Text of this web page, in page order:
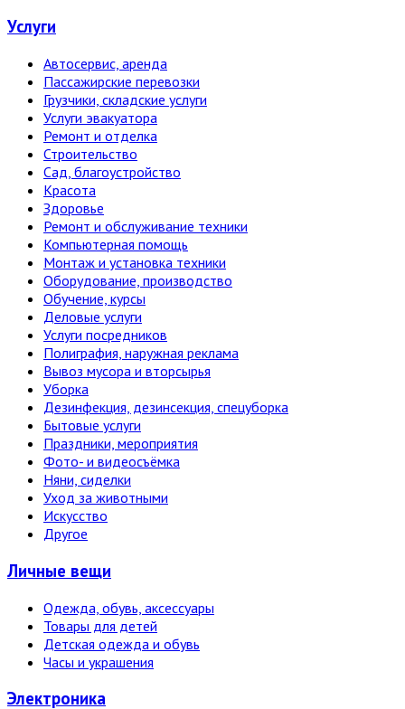
Услуги
Автосервис, аренда
Пассажирские перевозки
Грузчики, складские услуги
Услуги эвакуатора
Ремонт и отделка
Строительство
Сад, благоустройство
Красота
Здоровье
Ремонт и обслуживание техники
Компьютерная помощь
Монтаж и установка техники
Оборудование, производство
Обучение, курсы
Деловые услуги
Услуги посредников
Полиграфия, наружная реклама
Вывоз мусора и вторсырья
Уборка
Дезинфекция, дезинсекция, спецуборка
Бытовые услуги
Праздники, мероприятия
Фото- и видеосъёмка
Няни, сиделки
Уход за животными
Искусство
Другое
Личные вещи
Одежда, обувь, аксессуары
Товары для детей
Детская одежда и обувь
Часы и украшения
Электро­ника